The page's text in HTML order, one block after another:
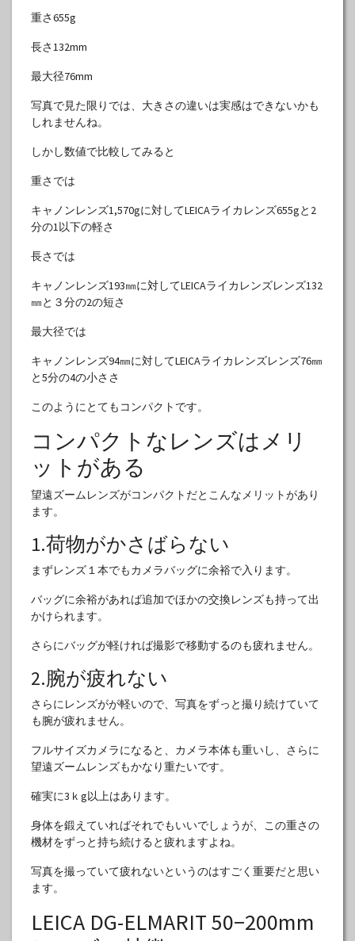
重さ655g
長さ132mm
最大径76mm
写真で見た限りでは、大きさの違いは実感はできないかも
しれませんね。
しかし数値で比較してみると
重さでは
キャノンレンズ1,570gに対してLEICAライカレンズ655gと2
分の1以下の軽さ
長さでは
キャノンレンズ193㎜に対してLEICAライカレンズレンズ132
㎜と３分の2の短さ
最大径では
キャノンレンズ94㎜に対してLEICAライカレンズレンズ76㎜
と5分の4の小ささ
このようにとてもコンパクトです。
コンパクトなレンズはメリ
ットがある
望遠ズームレンズがコンパクトだとこんなメリットがあり
ます。
1.荷物がかさばらない
まずレンズ１本でもカメラバッグに余裕で入ります。
バッグに余裕があれば追加でほかの交換レンズも持って出
かけられます。
さらにバッグが軽ければ撮影で移動するのも疲れません。
2.腕が疲れない
さらにレンズがが軽いので、写真をずっと撮り続けていて
も腕が疲れません。
フルサイズカメラになると、カメラ本体も重いし、さらに
望遠ズームレンズもかなり重たいです。
確実に3ｋg以上はあります。
身体を鍛えていればそれでもいいでしょうが、この重さの
機材をずっと持ち続けると疲れますよね。
写真を撮っていて疲れないというのはすごく重要だと思い
ます。
LEICA DG-ELMARIT 50−200mm